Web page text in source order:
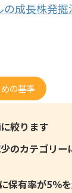
の成長株発
の基準
絞ります
のカテゴリー
保有率が5％